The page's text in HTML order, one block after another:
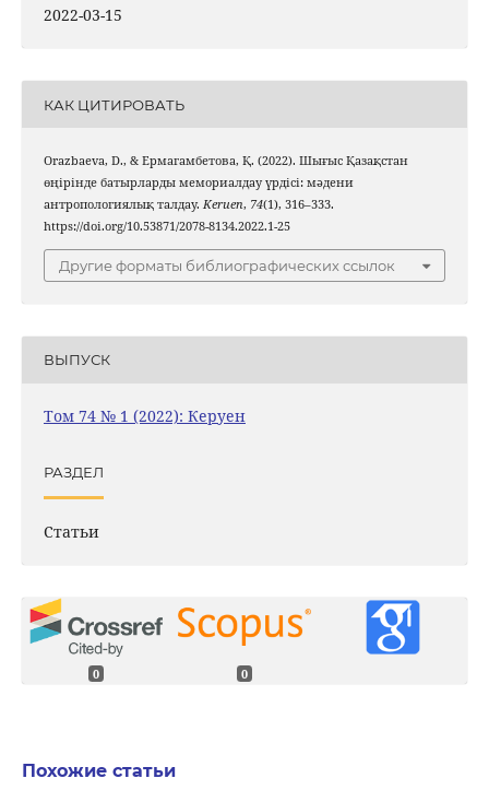
2022-03-15
КАК ЦИТИРОВАТЬ
Orazbaeva, D., & Ермагамбетова, Қ. (2022). Шығыс Қазақстан
өңірінде батырларды мемориалдау үрдісі: мәдени
антропологиялық талдау. Keruen, 74(1), 316–333.
https://doi.org/10.53871/2078-8134.2022.1-25
Другие форматы библиографических ссылок
ВЫПУСК
Том 74 № 1 (2022): Керуен
РАЗДЕЛ
Статьи
0 0
Похожие статьи